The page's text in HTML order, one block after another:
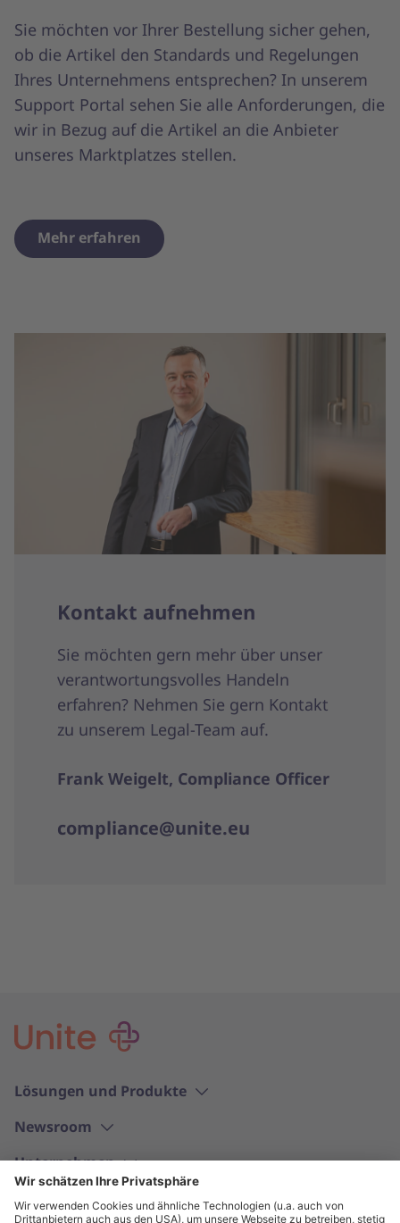
Sie möchten vor Ihrer Bestellung sicher gehen,
ob die Artikel den Standards und Regelungen
Ihres Unternehmens entsprechen? In unserem
Support Portal sehen Sie alle Anforderungen, die
wir in Bezug auf die Artikel an die Anbieter
unseres Marktplatzes stellen.
Mehr erfahren
Kontakt aufnehmen
Sie möchten gern mehr über unser
verantwortungsvolles Handeln
erfahren? Nehmen Sie gern Kontakt
zu unserem Legal-Team auf.
Frank Weigelt, Compliance Officer
compliance@unite.eu
Lösungen und Produkte
Newsroom
Unternehmen